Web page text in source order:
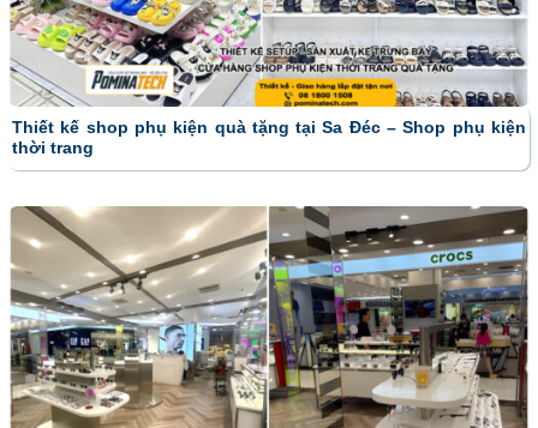
Thiết kế shop phụ kiện quà tặng tại Sa Đéc – Shop phụ kiện
thời trang